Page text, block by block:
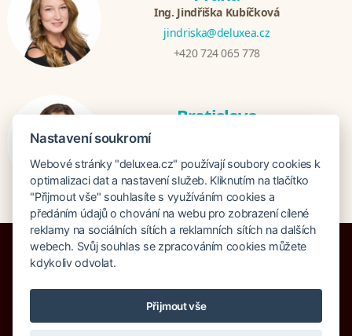
Ing. Jindřiška Kubíčková
jindriska@deluxea.cz
+420 724 065 778
Bratislava
+421 948 759 074
Pojištění proti úpadku 125 000 000 Kč
Nastavení soukromí
Webové stránky "deluxea.cz" používají soubory cookies k
optimalizaci dat a nastavení služeb. Kliknutím na tlačítko
"Přijmout vše" souhlasíte s využíváním cookies a
předáním údajů o chování na webu pro zobrazení cílené
reklamy na sociálních sítích a reklamních sítích na dalších
webech. Svůj souhlas se zpracováním cookies můžete
kdykoliv odvolat.
Přijmout vše